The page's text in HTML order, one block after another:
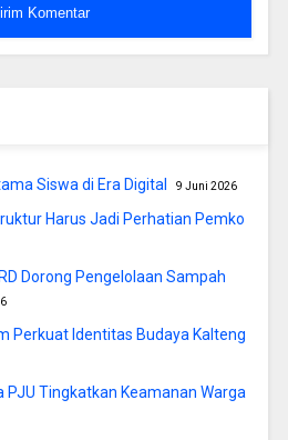
Siswa di Era Digital 9 Juni 2026
Harus Jadi Perhatian Pemko
Dorong Pengelolaan Sampah
Perkuat Identitas Budaya Kalteng
PJU Tingkatkan Keamanan Warga